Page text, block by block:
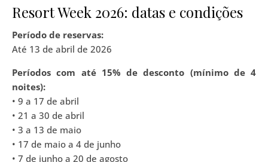
Resort Week 2026: datas e condições
Período de reservas:
Até 13 de abril de 2026
Períodos com até 15% de desconto (mínimo de 4
noites):
• 9 a 17 de abril
• 21 a 30 de abril
• 3 a 13 de maio
• 17 de maio a 4 de junho
• 7 de junho a 20 de agosto